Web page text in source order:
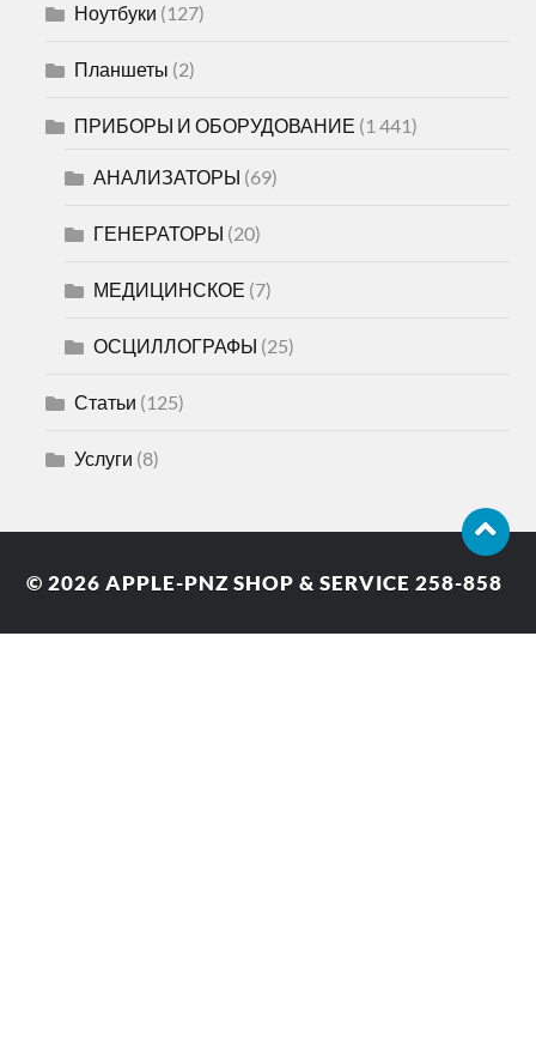
Ноутбуки (127)
Планшеты (2)
ПРИБОРЫ И ОБОРУДОВАНИЕ (1 441)
АНАЛИЗАТОРЫ (69)
ГЕНЕРАТОРЫ (20)
МЕДИЦИНСКОЕ (7)
ОСЦИЛЛОГРАФЫ (25)
Статьи (125)
Услуги (8)
© 2026APPLE-PNZ SHOP & SERVICE 258-858